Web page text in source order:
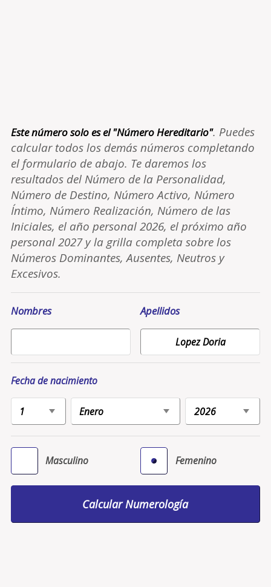
Este número solo es el "Número Hereditario". Puedes
calcular todos los demás números completando
el formulario de abajo. Te daremos los
resultados del Número de la Personalidad,
Número de Destino, Número Activo, Número
Íntimo, Número Realización, Número de las
Iniciales, el año personal 2026, el próximo año
personal 2027 y la grilla completa sobre los
Números Dominantes, Ausentes, Neutros y
Excesivos.
Nombres Apellidos
Fecha de nacimiento
Masculino Femenino